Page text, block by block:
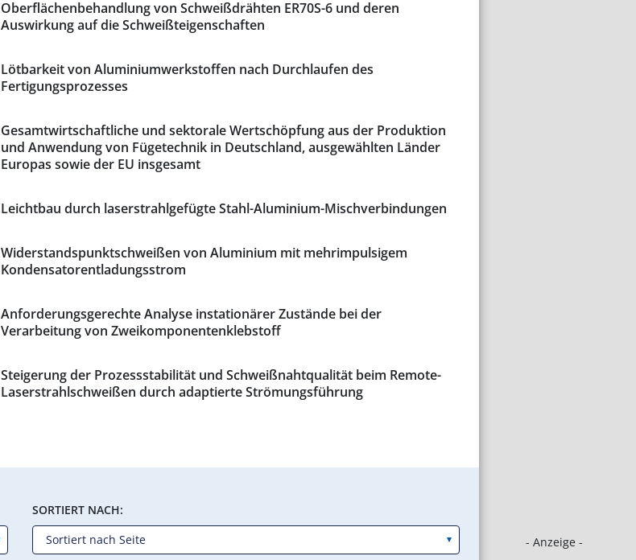
- Anzeige -
Oberflächenbehandlung von Schweißdrähten ER70S-6 und deren
Auswirkung auf die Schweißteigenschaften
Lötbarkeit von Aluminiumwerkstoffen nach Durchlaufen des
Fertigungsprozesses
Gesamtwirtschaftliche und sektorale Wertschöpfung aus der Produktion
und Anwendung von Fügetechnik in Deutschland, ausgewählten Länder
Europas sowie der EU insgesamt
Leichtbau durch laserstrahlgefügte Stahl-Aluminium-Mischverbindungen
Widerstandspunktschweißen von Aluminium mit mehrimpulsigem
Kondensatorentladungsstrom
Anforderungsgerechte Analyse instationärer Zustände bei der
Verarbeitung von Zweikomponentenklebstoff
Steigerung der Prozessstabilität und Schweißnahtqualität beim Remote-
Laserstrahlschweißen durch adaptierte Strömungsführung
SORTIERT NACH: